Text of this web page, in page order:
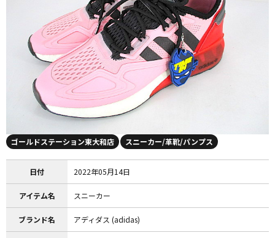
ゴールドステーション東大和店 スニーカー/革靴/パンプス
日付 2022年05月14日
アイテム名 スニーカー
ブランド名 アディダス (adidas)